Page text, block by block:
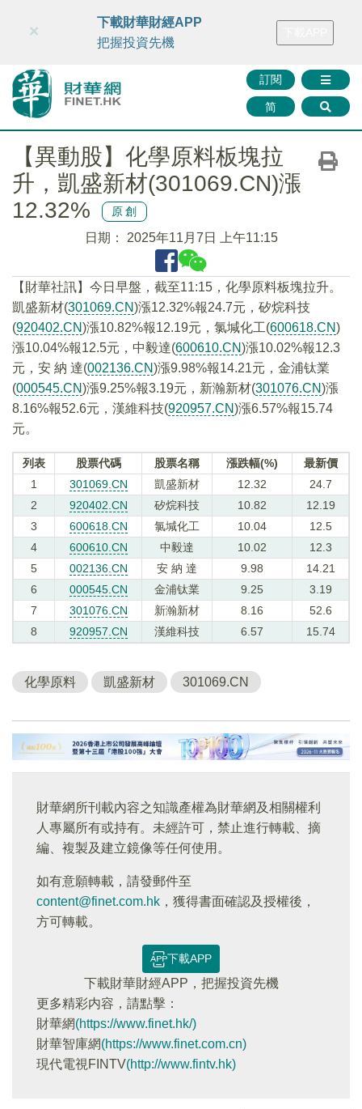
財華智庫網 FINTV FINMETA 財華證券 媒體矩陣
訂閱
简
×
下載財華財經APP
把握投資先機
【異動股】化學原料板塊拉
升，凱盛新材(301069.CN)漲
12.32%
原創
日期： 2025年11月7日 上午11:15
【財華社訊】今日早盤，截至11:15，化學原料板塊拉升。
凱盛新材(301069.CN)漲12.32%報24.7元，矽烷科技
(920402.CN)漲10.82%報12.19元，氯堿化工(600618.CN)
漲10.04%報12.5元，中毅達(600610.CN)漲10.02%報12.3
元，安 納 達(002136.CN)漲9.98%報14.21元，金浦钛業
(000545.CN)漲9.25%報3.19元，新瀚新材(301076.CN)漲
8.16%報52.6元，漢維科技(920957.CN)漲6.57%報15.74
元。
列表 股票代碼 股票名稱 漲跌幅(%)
最新價
1
301069.CN 凱盛新材 12.32
24.7
2
920402.CN 矽烷科技 10.82
12.19
3
600618.CN 氯堿化工 10.04
12.5
4
600610.CN 中毅達 10.02
12.3
5
002136.CN 安 納 達 9.98
14.21
6
000545.CN 金浦钛業 9.25
3.19
7
301076.CN 新瀚新材 8.16
52.6
8
920957.CN 漢維科技 6.57 15.74
化學原料 凱盛新材 301069.CN
財華網所刊載內容之知識產權為財華網及相關權利
人專屬所有或持有。未經許可，禁止進行轉載、摘
編、複製及建立鏡像等任何使用。
如有意願轉載，請發郵件至
content@finet.com.hk ，獲得書面確認及授權後，
方可轉載。
下載APP
下載財華財經APP，把握投資先機
更多精彩内容，請點擊：
財華網(https://www.finet.hk/)
財華智庫網(https://www.finet.com.cn)
現代電視FINTV(http://www.fintv.hk)